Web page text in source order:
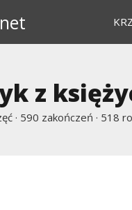
z
· 590 zakończeń · 518